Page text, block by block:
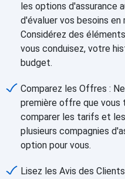
les options d'assurance
d'évaluer vos besoins
Considérez des
vous conduisez, votre
budget.
Comparez les Offres :
première offre que vous
comparer les tarifs et
plusieurs compagnies
option pour vous.
Lisez les Avis des